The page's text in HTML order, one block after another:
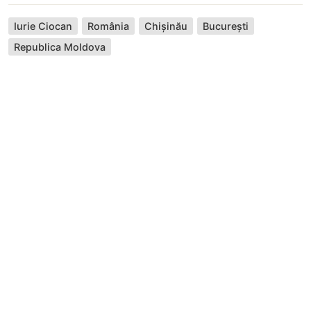
Iurie Ciocan România Chișinău
București
Republica Moldova